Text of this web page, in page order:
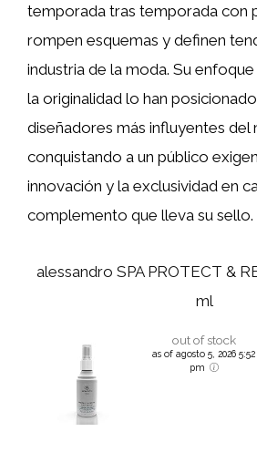
temporada tras temporada con
rompen esquemas y definen
industria de la moda. Su
la originalidad lo han
diseñadores más influyentes del
conquistando a un público
innovación y la exclusividad en
complemento que lleva su sello.
alessandro SPA PROTECT &
ml
out of stock
as of agosto 5, 2026 5:52
pm